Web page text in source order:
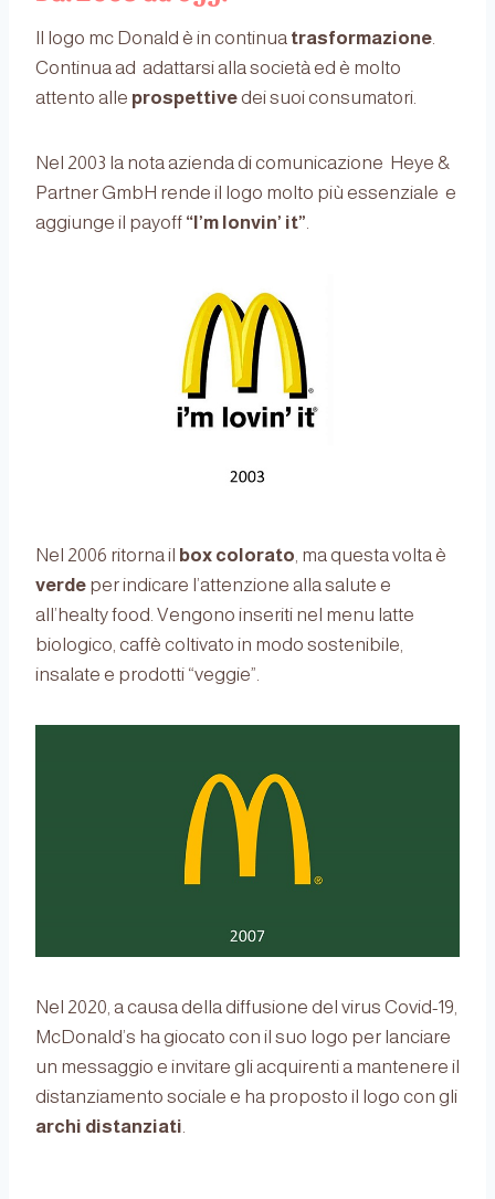
Il logo mc Donald è in continua trasformazione.
Continua ad adattarsi alla società ed è molto
attento alle prospettivedei suoi consumatori.
Nel 2003 la nota azienda di comunicazione Heye &
Partner GmbH rende il logo molto più essenziale e
aggiunge il payoff “I’m lonvin’ it”.
Nel 2006 ritorna il box colorato, ma questa volta è
verde per indicare l’attenzione alla salute e
all’healty food. Vengono inseriti nel menu latte
biologico, caffè coltivato in modo sostenibile,
insalate e prodotti “veggie”.
Nel 2020, a causa della diffusione del virus Covid-19,
McDonald’s ha giocato con il suo logo per lanciare
un messaggio e invitare gli acquirenti a mantenere il
distanziamento sociale e ha proposto il logo con gli
archi distanziati.